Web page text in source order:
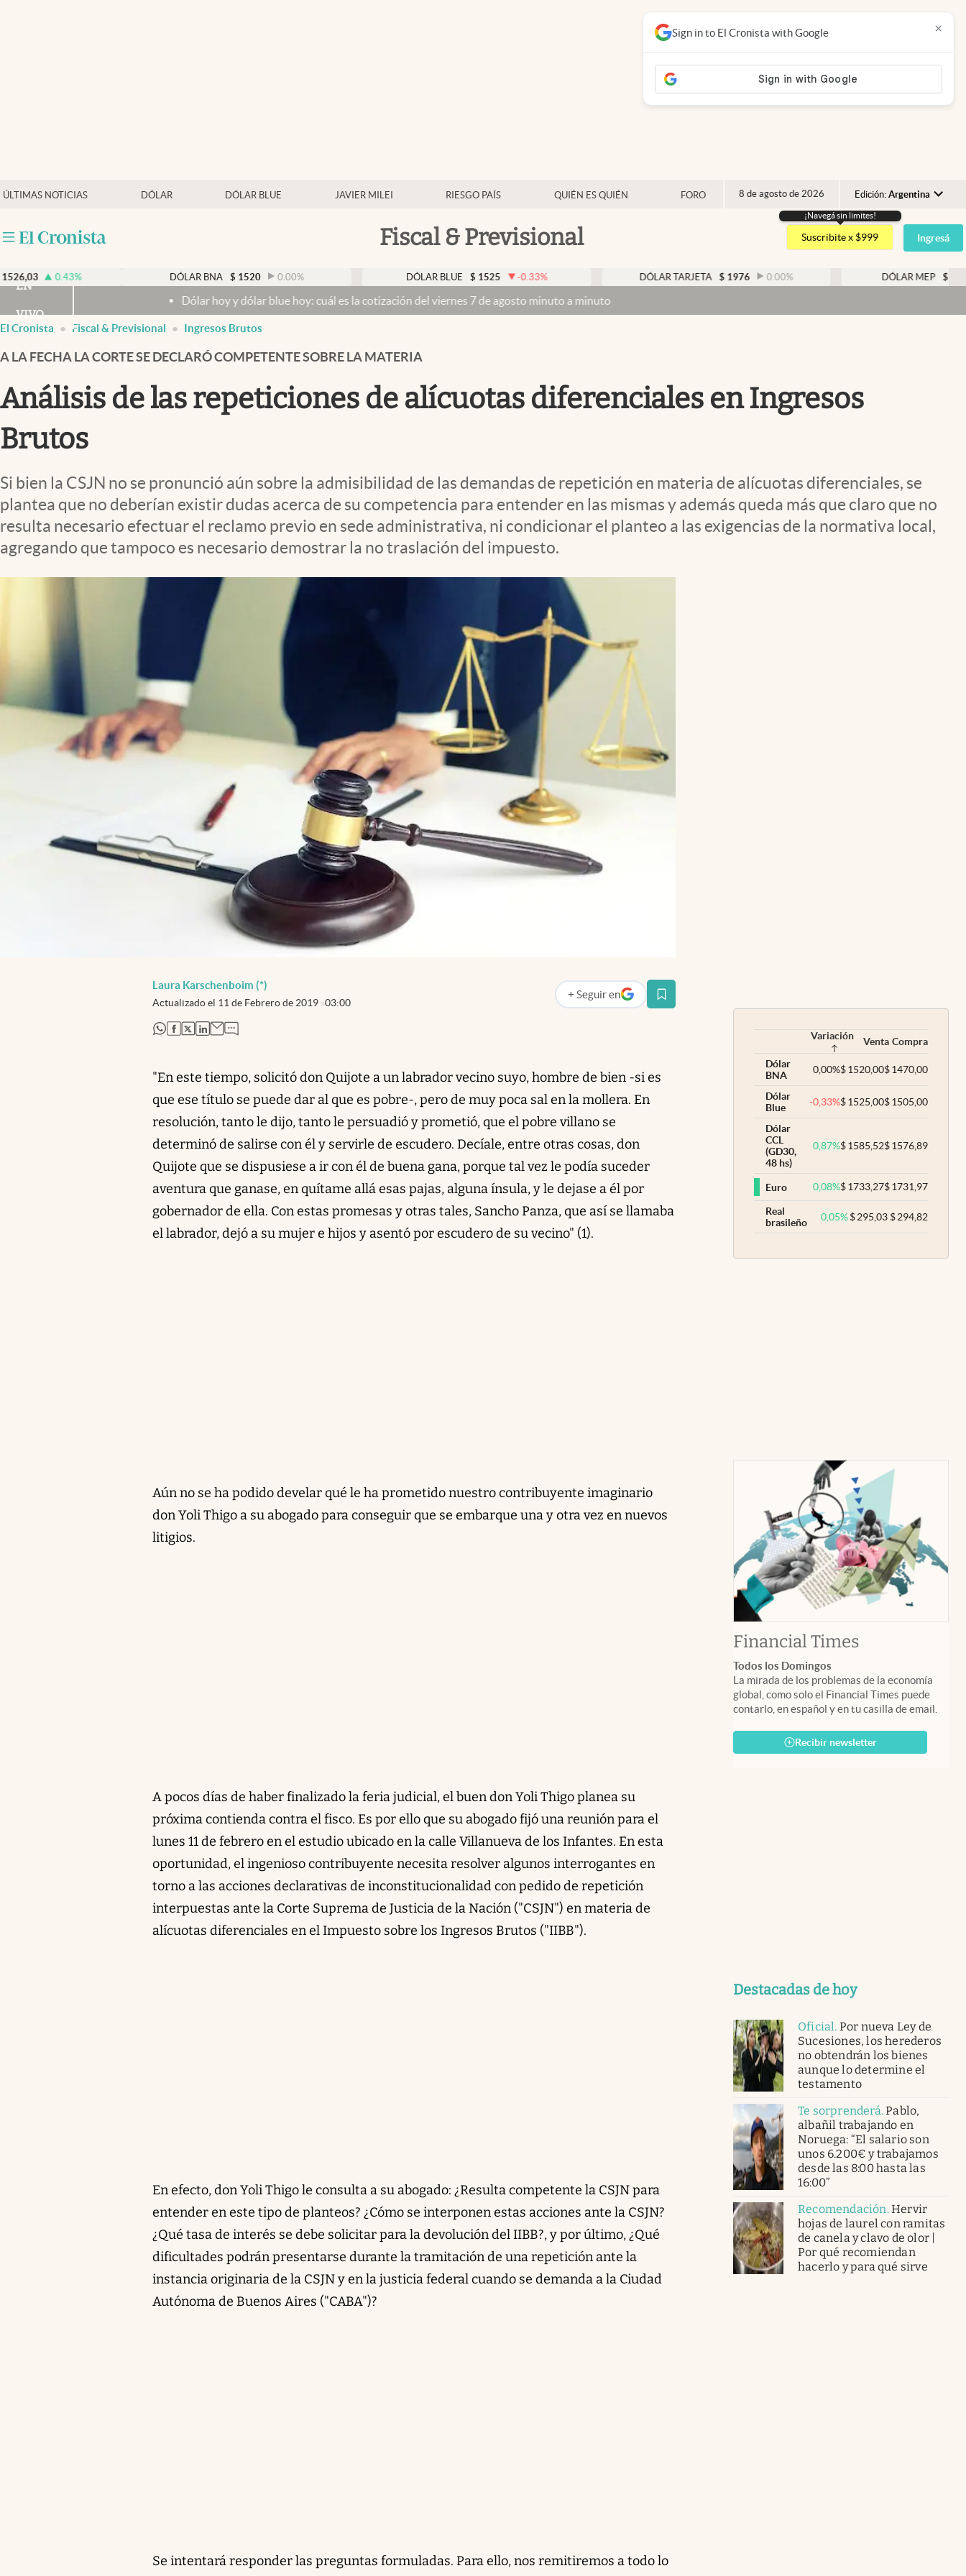
ÚLTIMAS NOTICIAS DÓLAR DÓLAR BLUE JAVIER MILEI RIESGO PAÍS QUIÉN ES QUIÉN FORO 8 de agosto de 2026 Edición: Argentina
Argentina
España
USA
Fiscal & Previsional
Mercados Online
Otras secciones
Infotechnology
Clase
Clima
Mundial 2026
Eventos Corporativos
abre en nueva pestaña
¡Navegá sin limites!
Suscribite x $999 Ingresá
0.43% DÓLAR BNA $ 1520 0.00% DÓLAR BLUE $ 1525 -0.33% DÓLAR TARJETA $ 1976 0.00% DÓLAR MEP $ 1526,03
EN
VIVO
Dólar hoy y dólar blue hoy: cuál es la cotización del viernes 7 de agosto minuto a minuto
Sign in to El Cronista with Google ×
El Cronista Fiscal & Previsional Ingresos Brutos
A LA FECHA LA CORTE SE DECLARÓ COMPETENTE SOBRE LA MATERIA
Análisis de las repeticiones de alícuotas diferenciales en Ingresos
Brutos
Si bien la CSJN no se pronunció aún sobre la admisibilidad de las demandas de repetición en materia de alícuotas diferenciales, se
plantea que no deberían existir dudas acerca de su competencia para entender en las mismas y además queda más que claro que no
resulta necesario efectuar el reclamo previo en sede administrativa, ni condicionar el planteo a las exigencias de la normativa local,
agregando que tampoco es necesario demostrar la no traslación del impuesto.
Laura Karschenboim (*)
Actualizado el 11 de Febrero de 2019 03:00
+ Seguir en
abre en nueva pestaña
abre en nueva pestaña
abre en nueva pestaña
abre en nueva pestaña
abre en nueva pestaña
"En este tiempo, solicitó don Quijote a un labrador vecino suyo, hombre de bien -si es
que ese título se puede dar al que es pobre-, pero de muy poca sal en la mollera. En
resolución, tanto le dijo, tanto le persuadió y prometió, que el pobre villano se
determinó de salirse con él y servirle de escudero. Decíale, entre otras cosas, don
Quijote que se dispusiese a ir con él de buena gana, porque tal vez le podía suceder
aventura que ganase, en quítame allá esas pajas, alguna ínsula, y le dejase a él por
gobernador de ella. Con estas promesas y otras tales, Sancho Panza, que así se llamaba
el labrador, dejó a su mujer e hijos y asentó por escudero de su vecino" (1).
Aún no se ha podido develar qué le ha prometido nuestro contribuyente imaginario
don Yoli Thigo a su abogado para conseguir que se embarque una y otra vez en nuevos
litigios.
A pocos días de haber finalizado la feria judicial, el buen don Yoli Thigo planea su
próxima contienda contra el fisco. Es por ello que su abogado fijó una reunión para el
lunes 11 de febrero en el estudio ubicado en la calle Villanueva de los Infantes. En esta
oportunidad, el ingenioso contribuyente necesita resolver algunos interrogantes en
torno a las acciones declarativas de inconstitucionalidad con pedido de repetición
interpuestas ante la Corte Suprema de Justicia de la Nación ("CSJN") en materia de
alícuotas diferenciales en el Impuesto sobre los Ingresos Brutos ("IIBB").
En efecto, don Yoli Thigo le consulta a su abogado: ¿Resulta competente la CSJN para
entender en este tipo de planteos? ¿Cómo se interponen estas acciones ante la CSJN?
¿Qué tasa de interés se debe solicitar para la devolución del IIBB?, y por último, ¿Qué
dificultades podrán presentarse durante la tramitación de una repetición ante la
instancia originaria de la CSJN y en la justicia federal cuando se demanda a la Ciudad
Autónoma de Buenos Aires ("CABA")?
Se intentará responder las preguntas formuladas. Para ello, nos remitiremos a todo lo
Variación Venta Compra
Dólar
BNA
0,00%$1520,00$1470,00
Dólar
Blue
-0,33%$1525,00$1505,00
Dólar
CCL
(GD30,
48 hs)
0,87%$1585,52$1576,89
Euro 0,08%$1733,27$1731,97
Real
brasileño
0,05% $295,03 $294,82
Financial Timesabre en
Todos los Domingos
La mirada de los problemas de la economía
global, como solo el Financial Times puede
contarlo, en español y en tu casilla de email.
Recibir newsletter
Destacadas de hoy
Oficial. Por nueva Ley de
Sucesiones, los herederos
no obtendrán los bienes
aunque lo determine el
testamento
Te sorprenderá.Pablo,
albañil trabajando en
Noruega: “El salario son
unos 6.200€ y trabajamos
desde las 8:00 hasta las
16:00”
Recomendación.Hervir
hojas de laurel con ramitas
de canela y clavo de olor |
Por qué recomiendan
hacerlo y para qué sirve